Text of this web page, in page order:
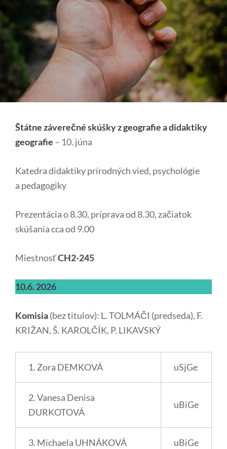
Štátne záverečné skúšky z geografiea didaktiky
geografie – 10. júna
Katedra didaktiky prírodných vied, psychológie
a pedagogiky
Prezentácia o 8.30, príprava od 8.30, začiatok
skúšania cca od 9.00
MiestnosťCH2-245
10.6. 2026
Komisia(bez titulov): L. TOLMÁČI (predseda), F.
KRIŽAN, Š. KAROLČÍK, P. LIKAVSKÝ
1. Zora DEMKOVÁ uSjGe
2. Vanesa Denisa
DURKOTOVÁ
uBiGe
3. Michaela UHNÁKOVÁ uBiGe